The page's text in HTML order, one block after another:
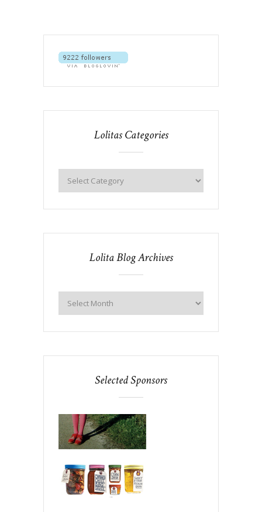
Lolitas Categories
Lolita Blog Archives
Selected Sponsors